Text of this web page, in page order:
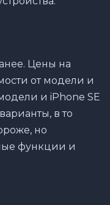
Цены на
от модели и
и iPhone SE
в то
но
функции и